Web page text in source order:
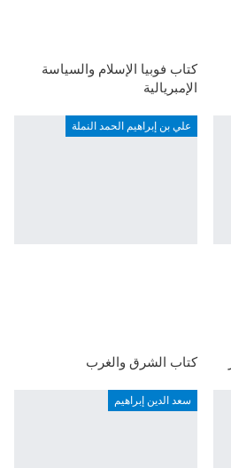
كتاب فوبيا الإسلام والسياسة
الإمبريالية
علي بن إبراهيم الحمد النملة
كتاب الشرق والغرب
سعد الدين إبراهيم